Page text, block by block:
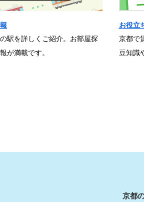
駅を詳しくご紹介。お部屋探
が満載です。
お役立
京都で
豆知識
京都